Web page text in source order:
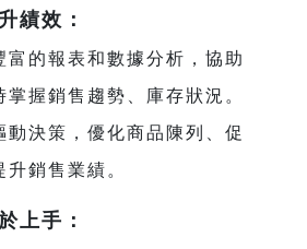
績效：
富的報表和數據分析，協助
掌握銷售趨勢、庫存狀況。
動決策，優化商品陳列、促
銷售業績。
上手：